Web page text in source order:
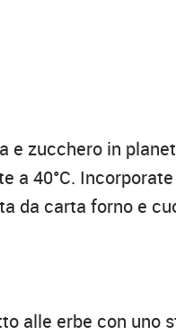
e zucchero in
a 40°C.
da carta forno e
alle erbe con uno